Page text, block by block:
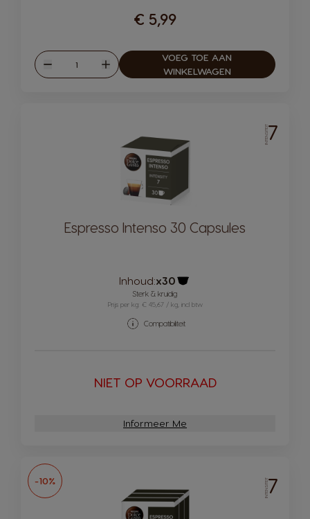
€ 5,99
Verlagen
Hoeveelheid
Verhogen
VOEG TOE AAN
WINKELWAGEN
INTENSITEIT7
Espresso Intenso 30 Capsules
Inhoud:x30
Pictogram capsule
Sterk & kruidig
Prijs per kg: € 45,67 / kg, incl btw
Compatibiliteit
NIET OP VOORRAAD
Informeer Me
-10% INTENSITEIT7